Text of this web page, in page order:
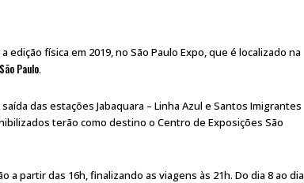
edição física em 2019, no São Paulo Expo, que é localizado na
São Paulo.
das estações Jabaquara – Linha Azul e Santos Imigrantes
terão como destino o Centro de Exposições São
a partir das 16h, finalizando as viagens às 21h. Do dia 8 ao dia